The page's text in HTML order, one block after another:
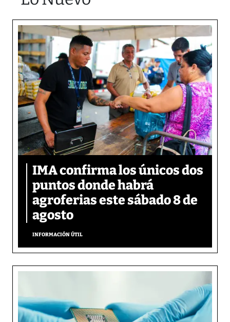
IMA confirma los únicos dos
puntos donde habrá
agroferias este sábado 8 de
agosto
INFORMACIÓN ÚTIL